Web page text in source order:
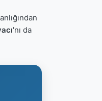
'nı da